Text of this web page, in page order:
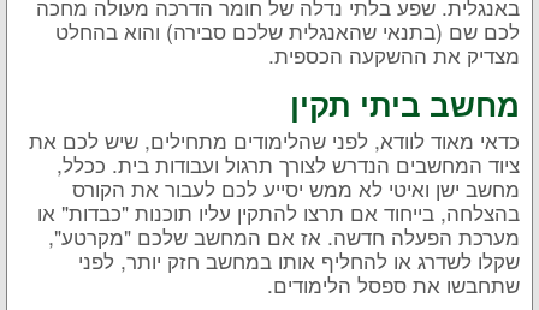
באנגלית. שפע בלתי נדלה של חומר הדרכה מעולה מחכה
לכם שם (בתנאי שהאנגלית שלכם סבירה) והוא בהחלט
מצדיק את ההשקעה הכספית.
מחשב ביתי תקין
כדאי מאוד לוודא, לפני שהלימודים מתחילים, שיש לכם את
ציוד המחשבים הנדרש לצורך תרגול ועבודות בית. ככלל,
מחשב ישן ואיטי לא ממש יסייע לכם לעבור את הקורס
בהצלחה, בייחוד אם תרצו להתקין עליו תוכנות "כבדות" או
מערכת הפעלה חדשה. אז אם המחשב שלכם "מקרטע",
שקלו לשדרג או להחליף אותו במחשב חזק יותר, לפני
שתחבשו את ספסל הלימודים.